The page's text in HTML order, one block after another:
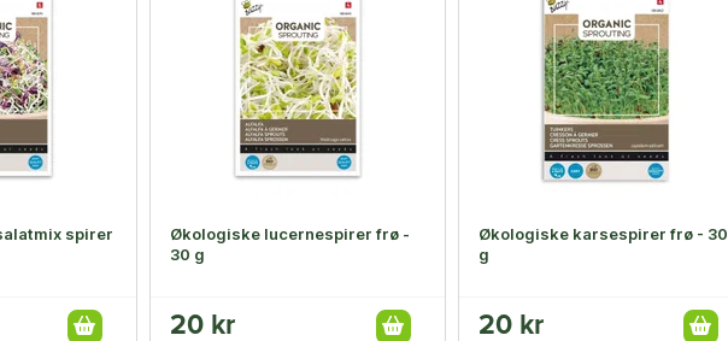
spirer
Økologiske lucernespirer frø -
30 g
20 kr
Økologiske karsespirer frø - 30
g
20 kr